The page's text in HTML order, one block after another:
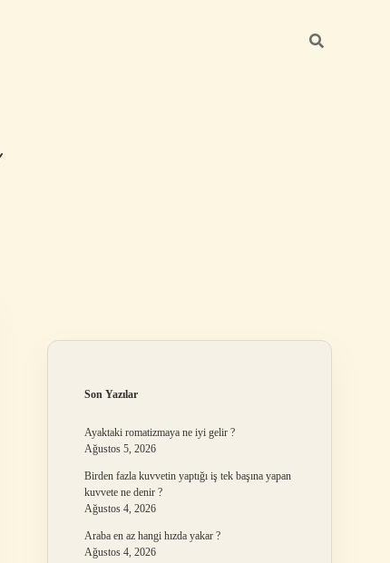
Son Yazılar
Ayaktaki romatizmaya ne iyi gelir ?
Ağustos 5, 2026
Birden fazla kuvvetin yaptığı iş tek başına yapan
kuvvete ne denir ?
Ağustos 4, 2026
Araba en az hangi hızda yakar ?
Ağustos 4, 2026